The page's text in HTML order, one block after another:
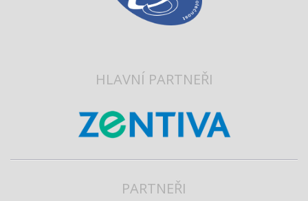
HLAVNÍ PARTNEŘI
PARTNEŘI